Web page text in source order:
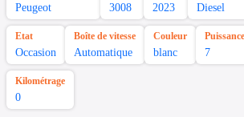
Peugeot 3008 2023 Diesel
Etat
Occasion
Boîte de vitesse
Automatique
Couleur
blanc 7
Kilométrage
0